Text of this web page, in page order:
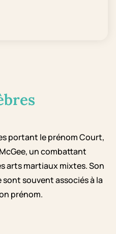
portant le prénom Court,
un combattant
arts martiaux mixtes. Son
souvent associés à la
prénom.